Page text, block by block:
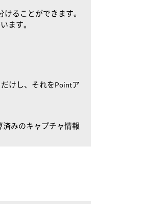
ることができます。
ます。
けし、それをPointア
みのキャプチャ情報